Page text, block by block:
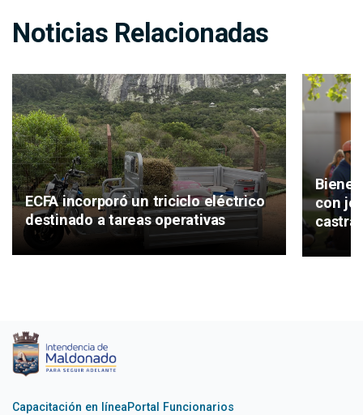
Noticias Relacionadas
ECFA incorporó un triciclo eléctrico
destinado a tareas operativas
con
Capacitación en líneaPortal Funcionarios